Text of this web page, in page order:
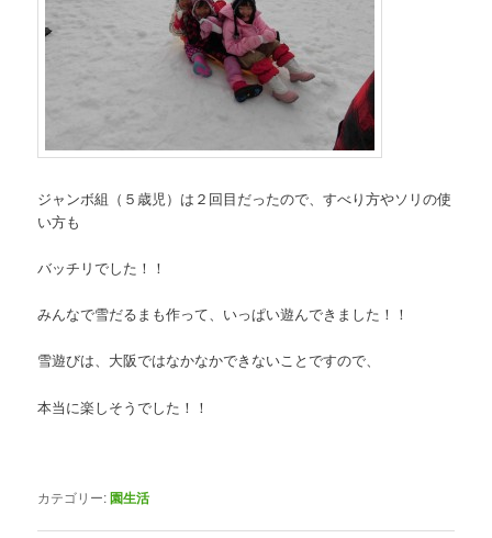
ジャンボ組（５歳児）は２回目だったので、すべり方やソリの使
い方も
バッチリでした！！
みんなで雪だるまも作って、いっぱい遊んできました！！
雪遊びは、大阪ではなかなかできないことですので、
本当に楽しそうでした！！
カテゴリー:園生活